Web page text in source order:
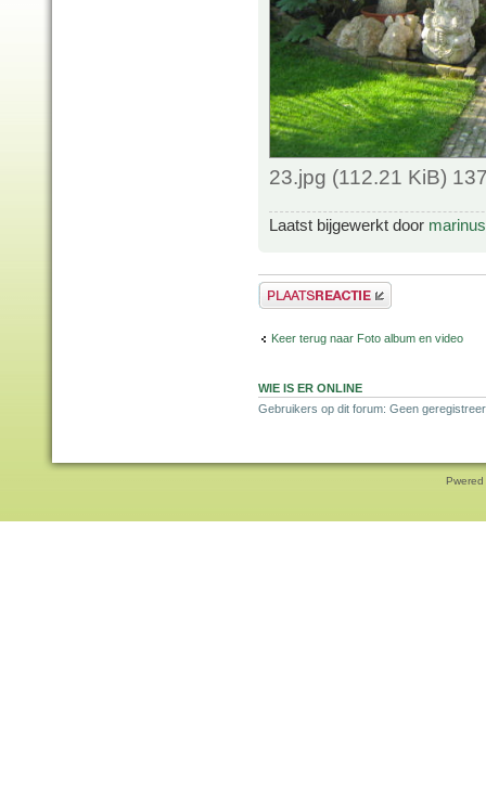
23.jpg (112.21 KiB)
Laatst bijgewerkt door marinus
Plaats een reactie
Keer terug naar Foto album en video
WIE IS ER ONLINE
Gebruikers op dit forum: Geen